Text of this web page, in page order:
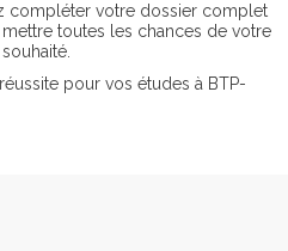
compléter votre dossier complet
toutes les chances de votre
pour vos études à BTP-